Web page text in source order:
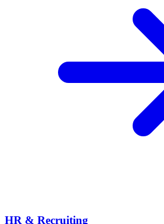
HR & Recruiting